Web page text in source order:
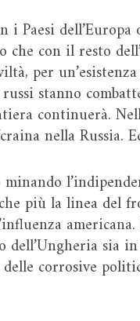
Paesi
con il resto
per
stanno
continuerà.
nella Russia.
più la linea del
sia
corrosive